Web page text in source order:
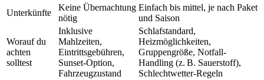
Unterkünfte
Keine Übernachtung
nötig
Einfach bis mittel, je nach Paket
und Saison
Worauf du
achten
solltest
Inklusive
Mahlzeiten,
Eintrittsgebühren,
Sunset-Option,
Fahrzeugzustand
Schlafstandard,
Heizmöglichkeiten,
Gruppengröße, Notfall-
Handling (z. B. Sauerstoff),
Schlechtwetter-Regeln